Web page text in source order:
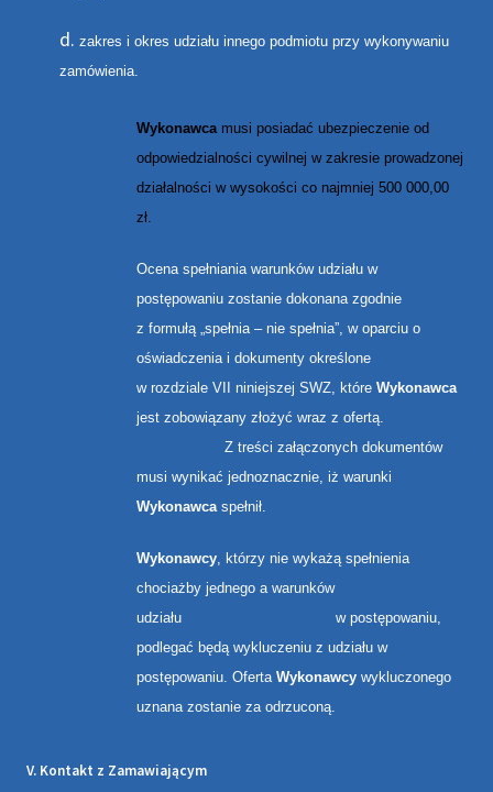
zakres i okres udziału innego podmiotu przy wykonywaniu
zamówienia.
Wykonawca musi posiadać ubezpieczenie od
odpowiedzialności cywilnej w zakresie prowadzonej
działalności w wysokości co najmniej 500 000,00
zł.
Ocena spełniania warunków udziału w
postępowaniu zostanie dokonana zgodnie
z formułą „spełnia – nie spełnia”, w oparciu o
oświadczenia i dokumenty określone
w rozdziale VII niniejszej SWZ, które Wykonawca
jest zobowiązany złożyć wraz z ofertą.
Z treści załączonych dokumentów
musi wynikać jednoznacznie, iż warunki
Wykonawcaspełnił.
Wykonawcy, którzy nie wykażą spełnienia
chociażby jednego a warunków
udziału w postępowaniu,
podlegać będą wykluczeniu z udziału w
postępowaniu. Oferta Wykonawcy wykluczonego
uznana zostanie za odrzuconą.
V. Kontakt z Zamawiającym